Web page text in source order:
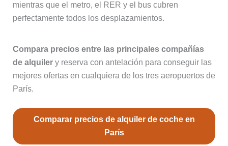
mientras que el metro, el RER y el bus cubren
perfectamente todos los desplazamientos.
Compara precios entre las principales compañías
de alquilery reserva con antelación para conseguir las
mejores ofertas en cualquiera de los tres aeropuertos de
París.
Comparar precios de alquiler de coche en
París